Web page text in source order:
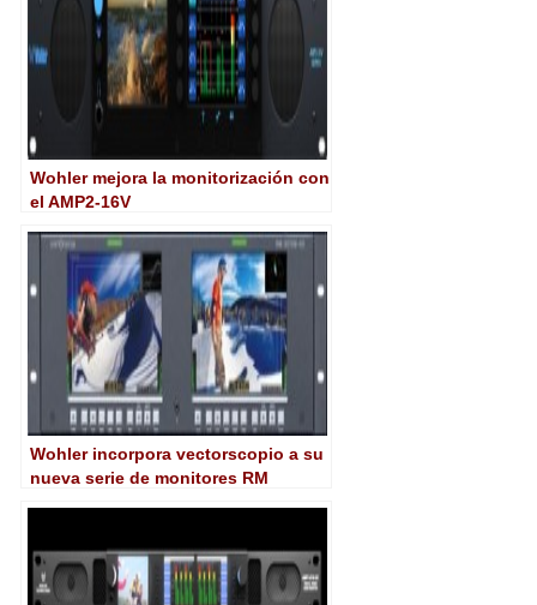
Wohler mejora la monitorización con
el AMP2-16V
Wohler incorpora vectorscopio a su
nueva serie de monitores RM